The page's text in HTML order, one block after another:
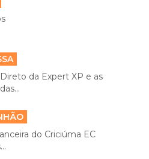
da Expert XP e as
do Criciúma EC